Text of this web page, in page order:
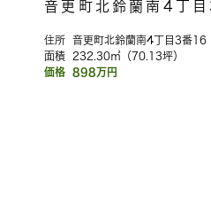
音更町北鈴蘭南4丁
住所
音更町北鈴蘭南4丁目3番16
面積
232.30㎡（70.13坪）
価格
898万円